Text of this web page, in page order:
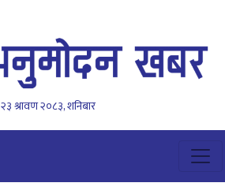
२३ श्रावण २०८३, शनिबार